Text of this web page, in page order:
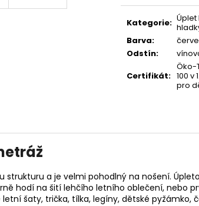
Kategorie: Úplet
Barva:
Odstín:
Certifikát:
Öko-
100 v
pro
strukturu a je velmi pohodlný na nošení.
hodí na šití lehčího letního oblečení, nebo
šaty, trička, tílka, legíny, dětské pyžámko,